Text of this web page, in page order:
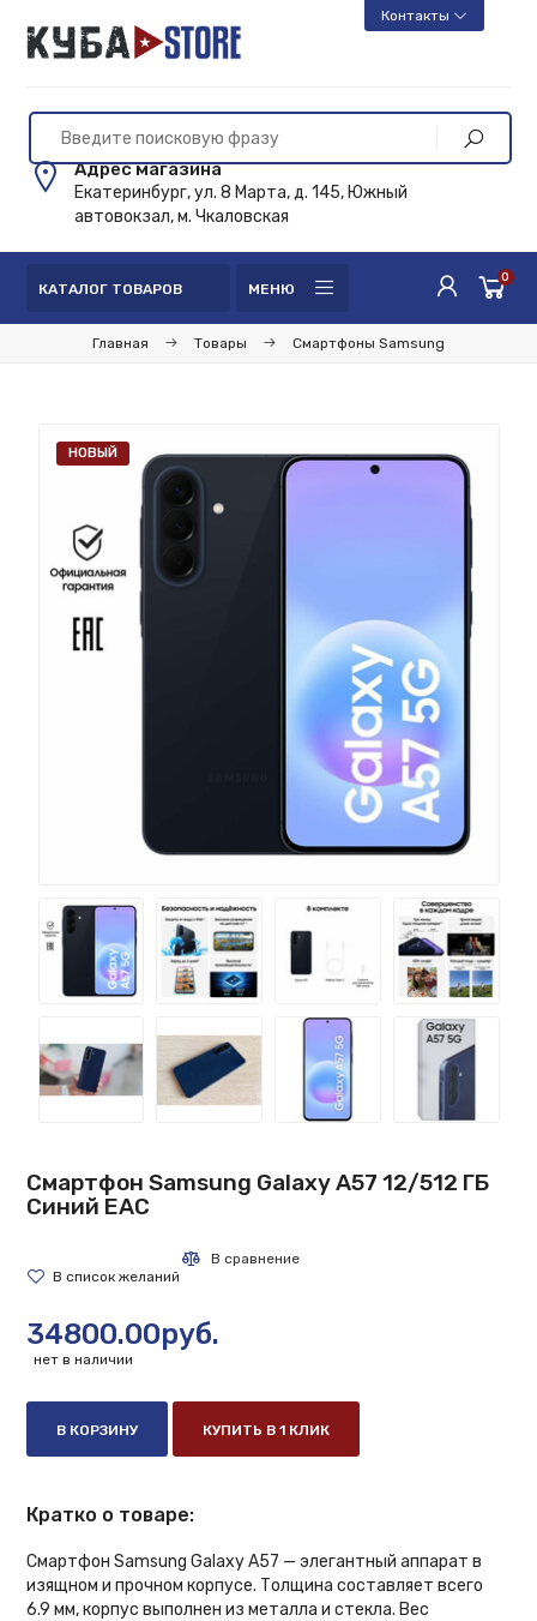
Контакты
Адрес магазина
Екатеринбург, ул. 8 Марта, д. 145, Южный
автовокзал, м. Чкаловская
КАТАЛОГ ТОВАРОВ МЕНЮ
0
Главная Товары Смартфоны Samsung
НОВЫЙ
Смартфон Samsung Galaxy A57 12/512 ГБ
Синий EAC
34800.00руб.
нет в наличии
В КОРЗИНУ КУПИТЬ В 1 КЛИК
Кратко о товаре:
Смартфон Samsung Galaxy A57 — элегантный аппарат в
изящном и прочном корпусе. Толщина составляет всего
6.9 мм, корпус выполнен из металла и стекла. Вес